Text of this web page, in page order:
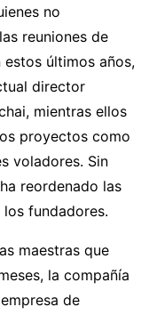
no
reuniones de
últimos años,
director
mientras ellos
proyectos como
voladores. Sin
ha reordenado las
fundadores.
maestras que
la compañía
de